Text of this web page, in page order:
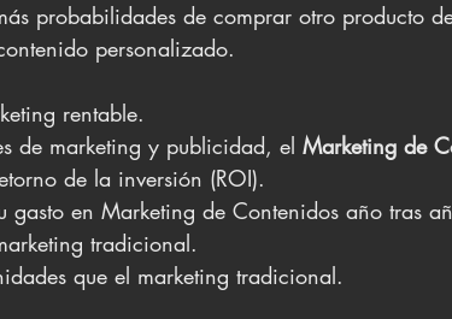
probabilidades de comprar otro producto
personalizado.
rentable.
de marketing y publicidad, el Marketing de
de la inversión (ROI).
gasto en Marketing de Contenidos año tras
tradicional.
que el marketing tradicional.